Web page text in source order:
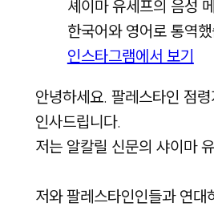
셰이마 유세프의 음성
한국어와 영어로 통역
인스타그램에서 보기
안녕하세요. 팔레스타인 점
인사드립니다.
저는 알칼릴 신문의 샤이마
저와 팔레스타인인들과 연대